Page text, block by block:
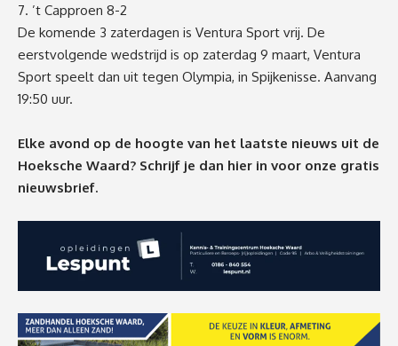
7. ’t Capproen 8-2
De komende 3 zaterdagen is Ventura Sport vrij. De
eerstvolgende wedstrijd is op zaterdag 9 maart, Ventura
Sport speelt dan uit tegen Olympia, in Spijkenisse. Aanvang
19:50 uur.
Elke avond op de hoogte van het laatste nieuws uit de
Hoeksche Waard? Schrijf je dan hier in voor onze gratis
nieuwsbrief.